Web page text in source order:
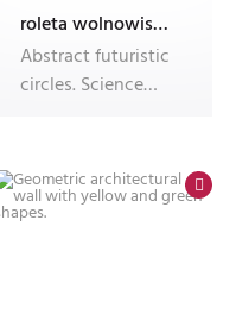
roleta wolnowisząca electro z nadrukiem
Abstract futuristic
circles. Science